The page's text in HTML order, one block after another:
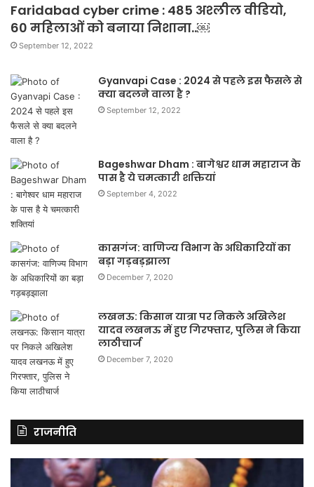
Faridabad cyber crime : 485 अश्लील वीडियो,
60 महिलाओं को बनाया निशाना..￼
September 12, 2022
Gyanvapi Case : 2024 से पहले इस फैसले से
क्या बदलने वाला है ?
September 12, 2022
Bageshwar Dham : बागेश्वर धाम महाराज के
पास है ये चमत्कारी शक्तियां
September 4, 2022
कासगंज: वाणिज्य विभाग के अधिकारियों का
बड़ा गड़बड़झाला
December 7, 2020
लखनऊ: किसान यात्रा पर निकले अखिलेश
यादव लखनऊ में हुए गिरफ्तार, पुलिस ने किया
लाठीचार्ज
December 7, 2020
राजनीति